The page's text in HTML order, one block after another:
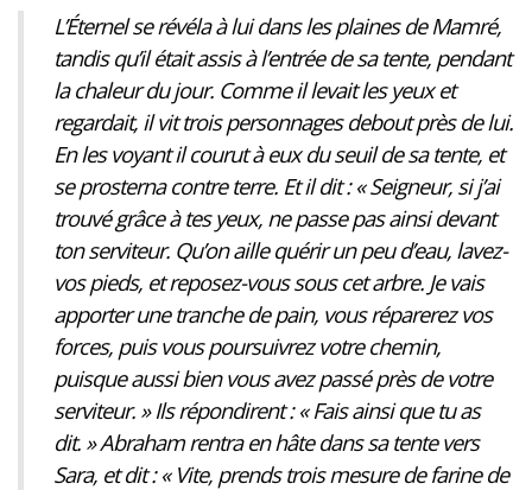
L’Éternel se révéla à lui dans les plaines de Mamré,
tandis qu’il était assis à l’entrée de sa tente, pendant
la chaleur du jour. Comme il levait les yeux et
regardait, il vit trois personnages debout près de lui.
En les voyant il courut à eux du seuil de sa tente, et
se prosterna contre terre. Et il dit : « Seigneur, si j’ai
trouvé grâce à tes yeux, ne passe pas ainsi devant
ton serviteur. Qu’on aille quérir un peu d’eau, lavez-
vos pieds, et reposez-vous sous cet arbre. Je vais
apporter une tranche de pain, vous réparerez vos
forces, puis vous poursuivrez votre chemin,
puisque aussi bien vous avez passé près de votre
serviteur. » Ils répondirent : « Fais ainsi que tu as
dit. » Abraham rentra en hâte dans sa tente vers
Sara, et dit : « Vite, prends trois mesure de farine de